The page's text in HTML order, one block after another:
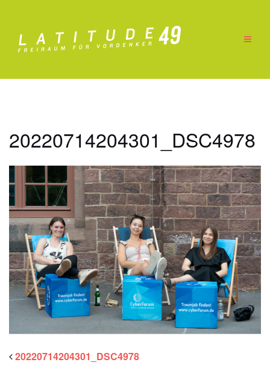
springen
20220714204301_DSC4978
20220714204301_DSC4978